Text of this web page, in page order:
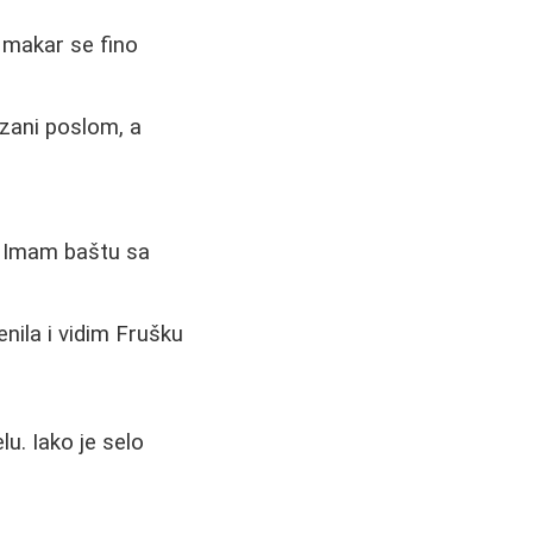
se fino
poslom, a
baštu sa
i vidim Frušku
Iako je selo